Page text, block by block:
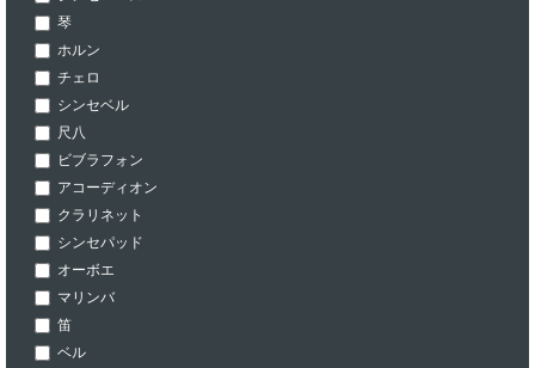
琴
ホルン
チェロ
シンセベル
尺八
ビブラフォン
アコーディオン
クラリネット
シンセパッド
オーボエ
マリンバ
笛
ベル